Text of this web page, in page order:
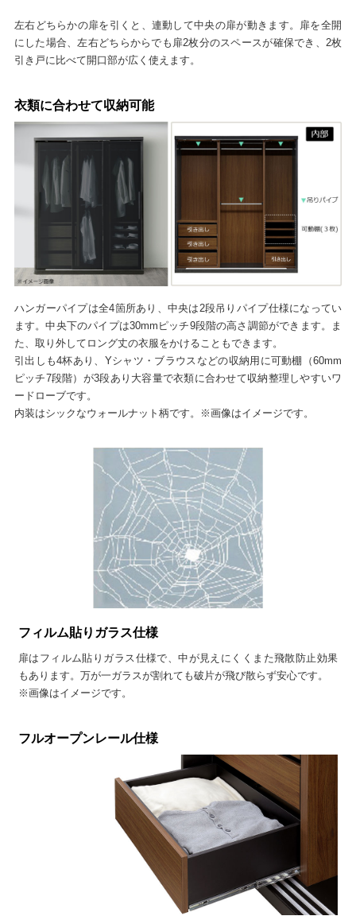
左右どちらかの扉を引くと、連動して中央の扉が動きます。扉を全開
にした場合、左右どちらからでも扉2枚分のスペースが確保でき、2枚
引き戸に比べて開口部が広く使えます。
衣類に合わせて収納可能
ハンガーパイプは全4箇所あり、中央は2段吊りパイプ仕様になってい
ます。中央下のパイプは30mmピッチ9段階の高さ調節ができます。ま
た、取り外してロング丈の衣服をかけることもできます。
引出しも4杯あり、Yシャツ・ブラウスなどの収納用に可動棚（60mm
ピッチ7段階）が3段あり大容量で衣類に合わせて収納整理しやすいワ
ードローブです。
内装はシックなウォールナット柄です。※画像はイメージです。
フィルム貼りガラス仕様
扉はフィルム貼りガラス仕様で、中が見えにくくまた飛散防止効果
もあります。万が一ガラスが割れても破片が飛び散らず安心です。
※画像はイメージです。
フルオープンレール仕様